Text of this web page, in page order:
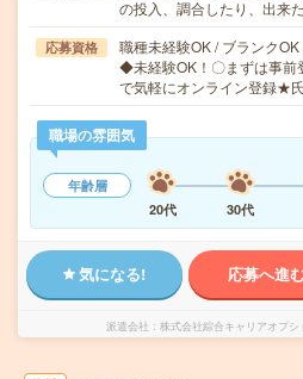
の投入、調合したり、出来
応募資格
職種未経験OK / ブランク
◆未経験OK！〇まずは事前
で気軽にオンライン登録★
職場の雰囲気
年齢層
20代
30代
気になる! 応募へ進
派遣会社 株式会社綜合キャリアオプ